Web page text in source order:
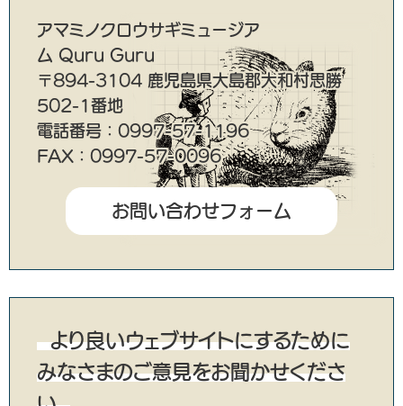
アマミノクロウサギミュージア
ム Quru Guru
〒894-3104 鹿児島県大島郡大和村思勝
502-1番地
電話番号：0997-57-1196
FAX：0997-57-0096
より良いウェブサイトにするために
みなさまのご意見をお聞かせくださ